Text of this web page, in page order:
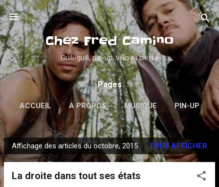
Accéder au contenu principal
Chez Fred Camino
Guili-guili, pin-up, vélo et bières
Pages
ACCUEIL A PROPOS MUSIQUE PIN-UP
PSYCHOBILLY VINYLES PLUS…
DANS LA GUEULE
A
r
Affichage des articles du octobre, 2015 TOUT AFFICHER
La droite dans tout ses états